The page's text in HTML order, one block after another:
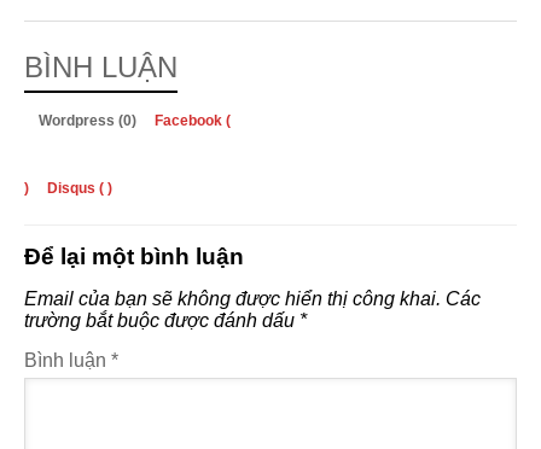
BÌNH LUẬN
Wordpress (0) Facebook (
) Disqus ( )
Để lại một bình luận
Email của bạn sẽ không được hiển thị công khai. Các
trường bắt buộc được đánh dấu *
Bình luận *